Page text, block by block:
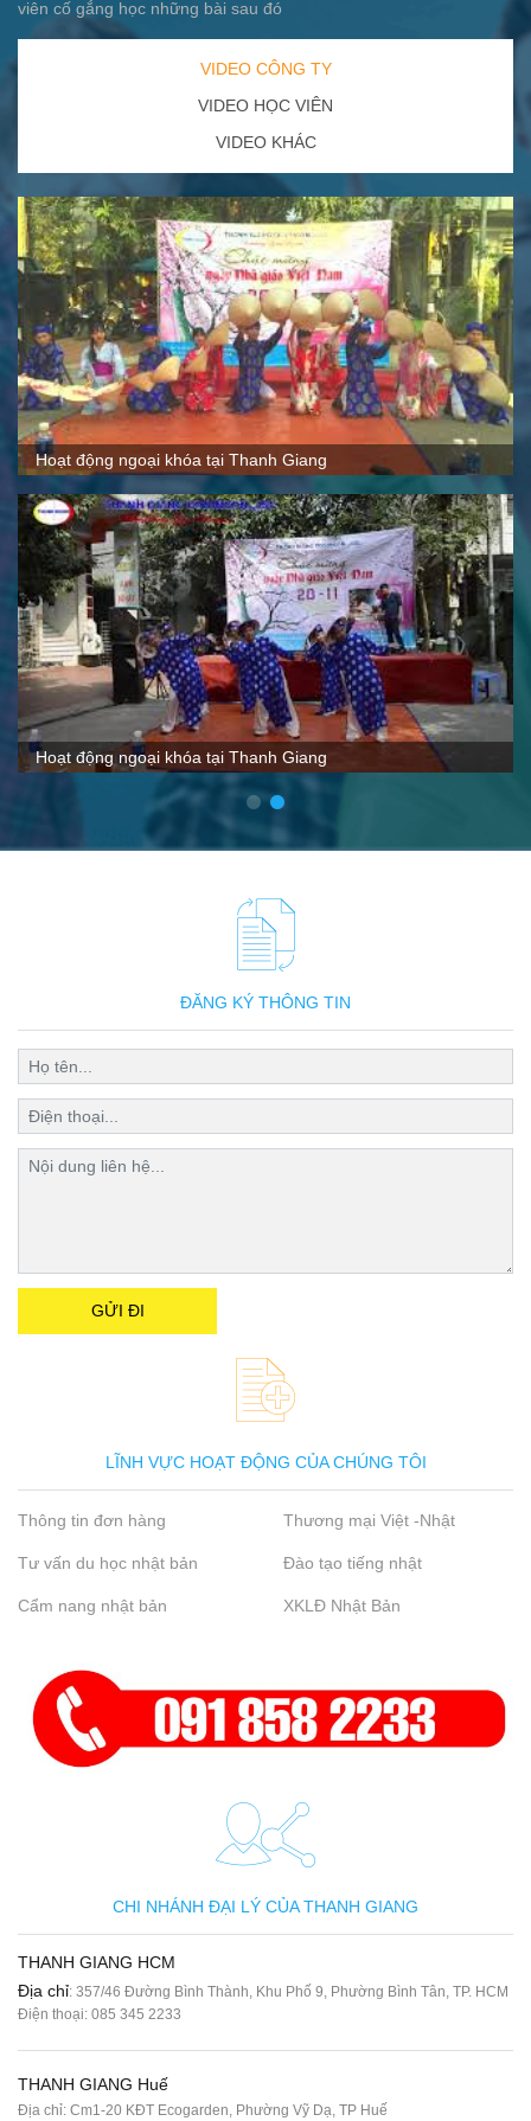
viên cố gắng học những bài sau đó
VIDEO CÔNG TY
VIDEO HỌC VIÊN
VIDEO KHÁC
Quy mô, cách thức hoạt động tại Thanh Giang
VTC nói gì về Thanh Giang
ĐĂNG KÝ THÔNG TIN
LĨNH VỰC HOẠT ĐỘNG CỦA CHÚNG TÔI
Thông tin đơn hàng Thương mại Việt -Nhật
Tư vấn du học nhật bản Đào tạo tiếng nhật
Cẩm nang nhật bản XKLĐ Nhật Bản
CHI NHÁNH ĐẠI LÝ CỦA THANH GIANG
THANH GIANG HCM
Địa chỉ: 357/46 Đường Bình Thành, Khu Phố 9, Phường Bình Tân, TP. HCM
Điện thoại: 085 345 2233
THANH GIANG Huế
Địa chỉ: Cm1-20 KĐT Ecogarden, Phường Vỹ Dạ, TP Huế